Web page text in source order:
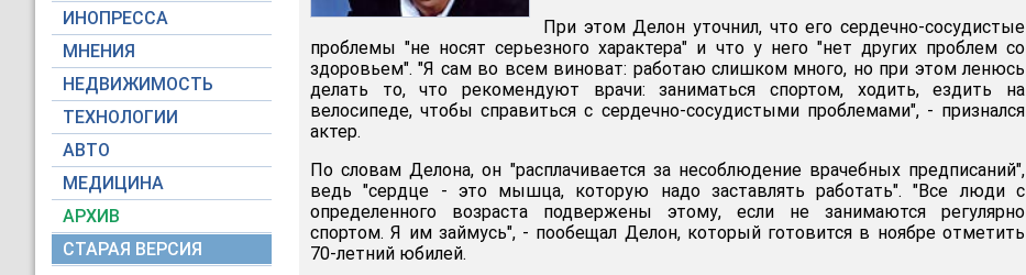
ИНОПРЕССА
МНЕНИЯ
НЕДВИЖИМОСТЬ
ТЕХНОЛОГИИ
АВТО
МЕДИЦИНА
АРХИВ
СТАРАЯ ВЕРСИЯ
При этом Делон уточнил, что его сердечно-сосудистые
проблемы "не носят серьезного характера" и что у него "нет других проблем со
здоровьем". "Я сам во всем виноват: работаю слишком много, но при этом ленюсь
делать то, что рекомендуют врачи: заниматься спортом, ходить, ездить на
велосипеде, чтобы справиться с сердечно-сосудистыми проблемами", - признался
актер.
По словам Делона, он "расплачивается за несоблюдение врачебных предписаний",
ведь "сердце - это мышца, которую надо заставлять работать". "Все люди с
определенного возраста подвержены этому, если не занимаются регулярно
спортом. Я им займусь", - пообещал Делон, который готовится в ноябре отметить
70-летний юбилей.